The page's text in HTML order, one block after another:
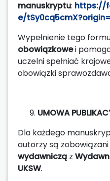
manuskryptu: https://
e/
Wypełnienie tego
obowiązkowei
uczelni spełniać
obowiązki
UMOWA
Dla każdego
autorzy są
wydawniczą z
UKSW.